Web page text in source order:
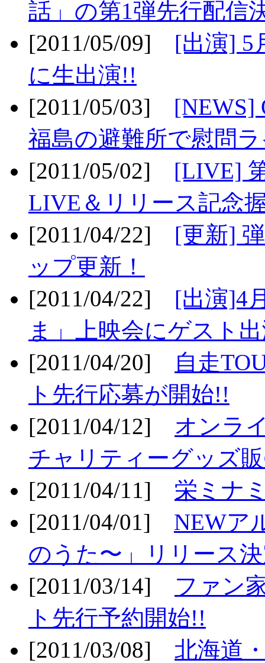
話」の第1弾先行配信
[2011/05/09] [出演] 5
に生出演!!
[2011/05/03] [NEWS]
福島の避難所で慰問
[2011/05/02] [LIVE]
LIVE＆リリース記念
[2011/04/22] [更新]
ップ更新！
[2011/04/22] [出演]4
ま」上映会にゲスト
[2011/04/20]
自走
ト先行応募が開始!!
[2011/04/12] オンラ
チャリティーグッズ
[2011/04/11] 栄ミナ
[2011/04/01] NEWア
のうた〜」リリース
[2011/03/14] ファン
ト先行予約開始!!
[2011/03/08] 北海道